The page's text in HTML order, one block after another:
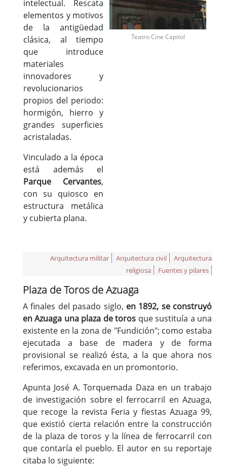
intelectual. Rescata
elementos y motivos
de la antigüedad
clásica, al tiempo
que introduce
materiales
innovadores y
revolucionarios
propios del periodo:
hormigón, hierro y
grandes superficies
acristaladas.
Vinculado a la época
está además el
Parque Cervantes,
con su quiosco en
estructura metálica
y cubierta plana.
Teatro Cine Capitol
Arquitectura militar Arquitectura civil
Arquitectura
religiosa
Fuentes y pilares
Plaza de Toros de Azuaga
A finales del pasado siglo, en 1892, se construyó
en Azuaga una plaza de toros que sustituía a una
existente en la zona de "Fundición"; como estaba
ejecutada a base de madera y de forma
provisional se realizó ésta, a la que ahora nos
referimos, excavada en un promontorio.
Apunta José A. Torquemada Daza en un trabajo
de investigación sobre el ferrocarril en Azuaga,
que recoge la revista Feria y fiestas Azuaga 99,
que existió cierta relación entre la construcción
de la plaza de toros y la línea de ferrocarril con
que contaría el pueblo. El autor en su reportaje
citaba lo siguiente: